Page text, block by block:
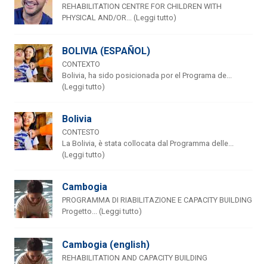
REHABILITATION CENTRE FOR CHILDREN WITH
PHYSICAL AND/OR... (Leggi tutto)
BOLIVIA (ESPAÑOL)
CONTEXTO
Bolivia, ha sido posicionada por el Programa de...
(Leggi tutto)
Bolivia
CONTESTO
La Bolivia, è stata collocata dal Programma delle...
(Leggi tutto)
Cambogia
PROGRAMMA DI RIABILITAZIONE E CAPACITY BUILDING
Progetto... (Leggi tutto)
Cambogia (english)
REHABILITATION AND CAPACITY BUILDING